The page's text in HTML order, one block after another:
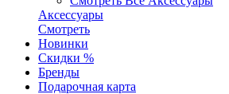
Аксессуары
Смотреть
Новинки
Скидки %
Бренды
Подарочная карта